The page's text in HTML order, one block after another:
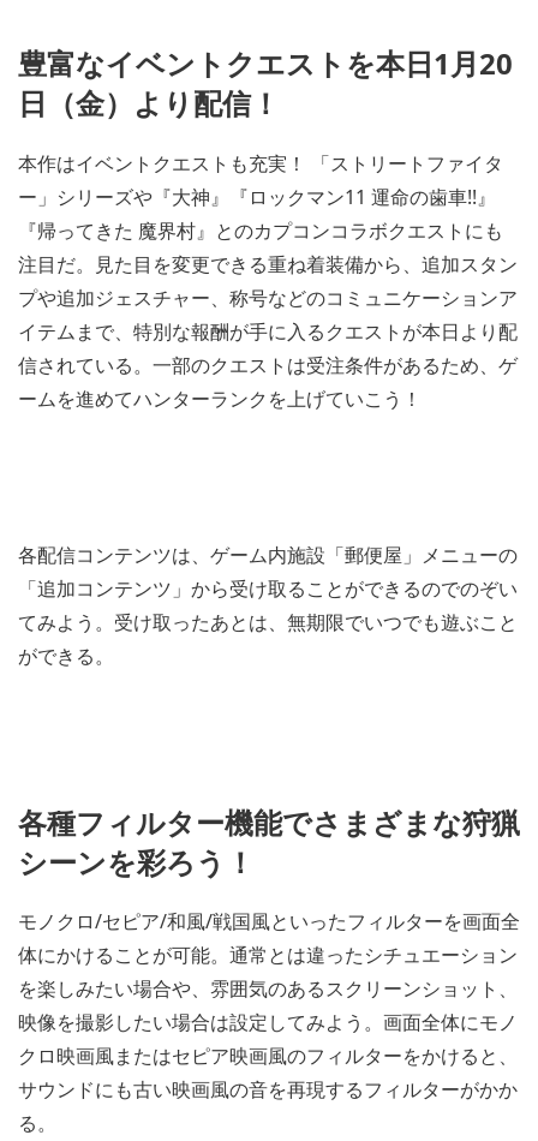
豊富なイベントクエストを本日1月20
日（金）より配信！
本作はイベントクエストも充実！ 「ストリートファイタ
ー」シリーズや『大神』『ロックマン11 運命の歯車!!』
『帰ってきた 魔界村』とのカプコンコラボクエストにも
注目だ。見た目を変更できる重ね着装備から、追加スタン
プや追加ジェスチャー、称号などのコミュニケーションア
イテムまで、特別な報酬が手に入るクエストが本日より配
信されている。一部のクエストは受注条件があるため、ゲ
ームを進めてハンターランクを上げていこう！
各配信コンテンツは、ゲーム内施設「郵便屋」メニューの
「追加コンテンツ」から受け取ることができるのでのぞい
てみよう。受け取ったあとは、無期限でいつでも遊ぶこと
ができる。
各種フィルター機能でさまざまな狩猟
シーンを彩ろう！
モノクロ/セピア/和風/戦国風といったフィルターを画面全
体にかけることが可能。通常とは違ったシチュエーション
を楽しみたい場合や、雰囲気のあるスクリーンショット、
映像を撮影したい場合は設定してみよう。画面全体にモノ
クロ映画風またはセピア映画風のフィルターをかけると、
サウンドにも古い映画風の音を再現するフィルターがかか
る。